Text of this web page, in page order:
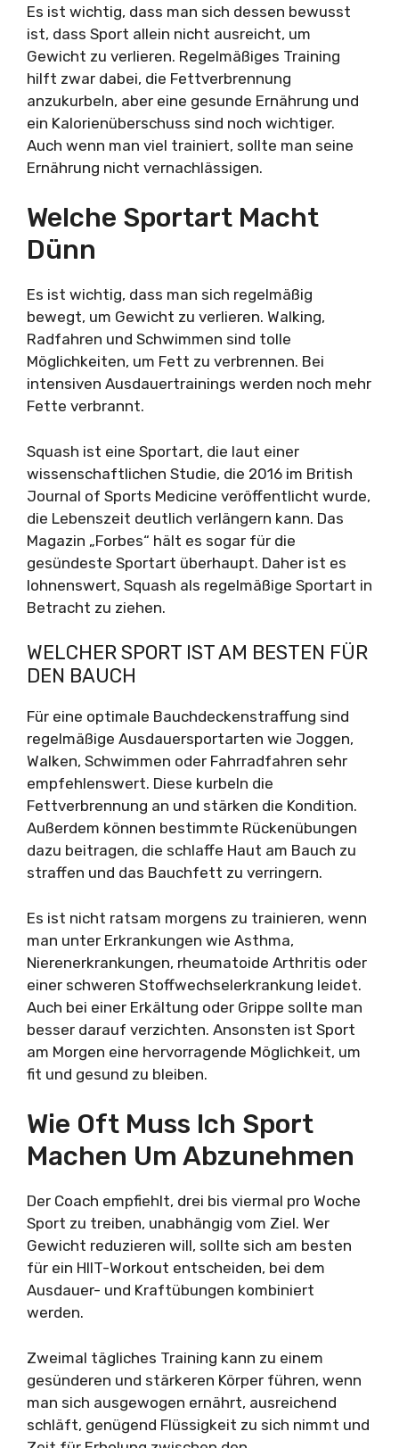
Es ist wichtig, dass man sich dessen bewusst
ist, dass Sport allein nicht ausreicht, um
Gewicht zu verlieren. Regelmäßiges Training
hilft zwar dabei, die Fettverbrennung
anzukurbeln, aber eine gesunde Ernährung und
ein Kalorienüberschuss sind noch wichtiger.
Auch wenn man viel trainiert, sollte man seine
Ernährung nicht vernachlässigen.
Welche Sportart Macht
Dünn
Es ist wichtig, dass man sich regelmäßig
bewegt, um Gewicht zu verlieren. Walking,
Radfahren und Schwimmen sind tolle
Möglichkeiten, um Fett zu verbrennen. Bei
intensiven Ausdauertrainings werden noch mehr
Fette verbrannt.
Squash ist eine Sportart, die laut einer
wissenschaftlichen Studie, die 2016 im British
Journal of Sports Medicine veröffentlicht wurde,
die Lebenszeit deutlich verlängern kann. Das
Magazin „Forbes“ hält es sogar für die
gesündeste Sportart überhaupt. Daher ist es
lohnenswert, Squash als regelmäßige Sportart in
Betracht zu ziehen.
WELCHER SPORT IST AM BESTEN FÜR
DEN BAUCH
Für eine optimale Bauchdeckenstraffung sind
regelmäßige Ausdauersportarten wie Joggen,
Walken, Schwimmen oder Fahrradfahren sehr
empfehlenswert. Diese kurbeln die
Fettverbrennung an und stärken die Kondition.
Außerdem können bestimmte Rückenübungen
dazu beitragen, die schlaffe Haut am Bauch zu
straffen und das Bauchfett zu verringern.
Es ist nicht ratsam morgens zu trainieren, wenn
man unter Erkrankungen wie Asthma,
Nierenerkrankungen, rheumatoide Arthritis oder
einer schweren Stoffwechselerkrankung leidet.
Auch bei einer Erkältung oder Grippe sollte man
besser darauf verzichten. Ansonsten ist Sport
am Morgen eine hervorragende Möglichkeit, um
fit und gesund zu bleiben.
Wie Oft Muss Ich Sport
Machen Um Abzunehmen
Der Coach empfiehlt, drei bis viermal pro Woche
Sport zu treiben, unabhängig vom Ziel. Wer
Gewicht reduzieren will, sollte sich am besten
für ein HIIT-Workout entscheiden, bei dem
Ausdauer- und Kraftübungen kombiniert
werden.
Zweimal tägliches Training kann zu einem
gesünderen und stärkeren Körper führen, wenn
man sich ausgewogen ernährt, ausreichend
schläft, genügend Flüssigkeit zu sich nimmt und